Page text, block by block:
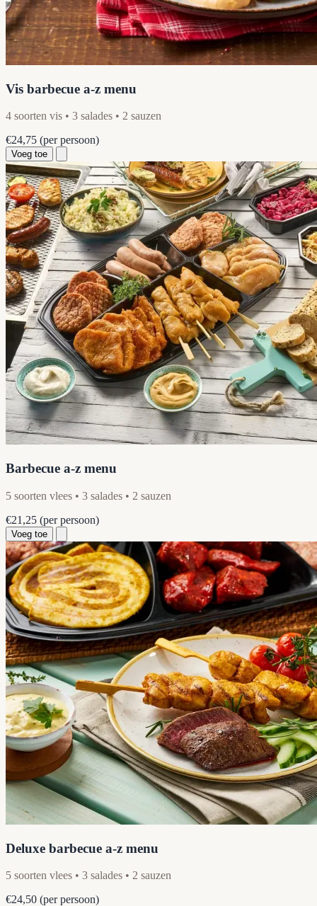
Vis barbecue a-z menu
4 soorten vis • 3 salades • 2 sauzen
€24,75 (per persoon)
Voeg toe
Barbecue a-z menu
5 soorten vlees • 3 salades • 2 sauzen
€21,25 (per persoon)
Voeg toe
Deluxe barbecue a-z menu
5 soorten vlees • 3 salades • 2 sauzen
€24,50 (per persoon)